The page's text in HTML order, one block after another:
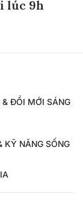
lúc 9h
& ĐỔI MỚI SÁNG
KỸ NĂNG SỐNG